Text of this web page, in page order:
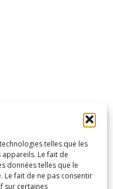
telles que les
Le fait de
données telles que le
Le fait de ne pas consentir
sur certaines